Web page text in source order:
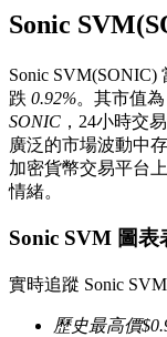
USDT永續
幣本位永續
以數字貨幣為
Sonic
Sonic SVM(SONIC)
跌 0.92%。其市值為
SONIC ，24小時交
廣泛的市場波動中
加密貨幣交易平台
情緒。
Sonic SVM 圖表
實時追蹤 Sonic
歷史最高價$